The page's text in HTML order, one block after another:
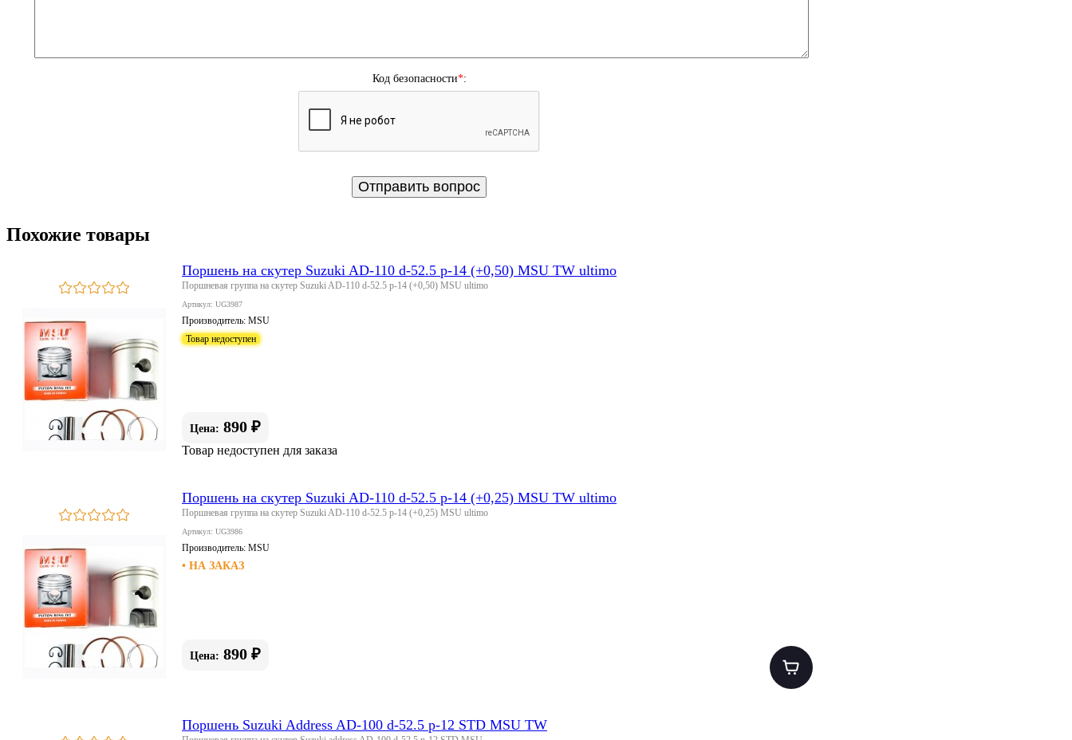
Код безопасности*:
Похожие товары
Поршень на скутер Suzuki AD-110 d-52.5 p-14 (+0,50) MSU TW ultimo
Поршневая группа на скутер Suzuki AD-110 d-52.5 p-14 (+0,50) MSU ultimo
Артикул: UG3987
Производитель: MSU
Товар недоступен
Цена: 890 ₽
Товар недоступен для заказа
Поршень на скутер Suzuki AD-110 d-52.5 p-14 (+0,25) MSU TW ultimo
Поршневая группа на скутер Suzuki AD-110 d-52.5 p-14 (+0,25) MSU ultimo
Артикул: UG3986
Производитель: MSU
• НА ЗАКАЗ
Цена: 890 ₽
Поршень Suzuki Address AD-100 d-52.5 p-12 STD MSU TW